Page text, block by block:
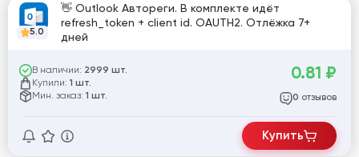
5.0
👋 Outlook Автореги. В комплекте идёт
refresh_token + client id. OAUTH2. Отлёжка 7+
дней
В наличии: 2999 шт.
Купили: 1 шт.
Мин. заказ: 1 шт.
0.81 ₽
0 отзывов
Купить